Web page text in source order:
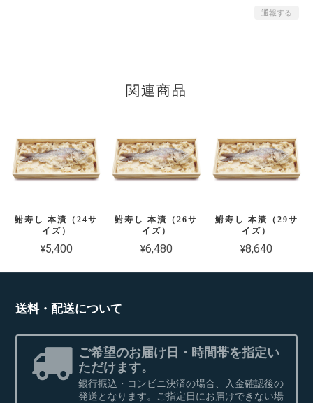
通報する
関連商品
鮒寿し 本漬（24サ
イズ）
¥5,400
鮒寿し 本漬（26サ
イズ）
¥6,480
鮒寿し 本漬（29サ
イズ）
¥8,640
送料・配送について
ご希望のお届け日・時間帯を指定い
ただけます。
銀行振込・コンビニ決済の場合、入金確認後の
発送となります。ご指定日にお届けできない場